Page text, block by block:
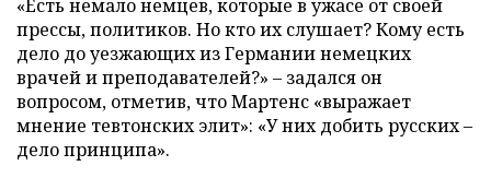
«Есть немало немцев, которые в ужасе от своей
прессы, политиков. Но кто их слушает? Кому есть
дело до уезжающих из Германии немецких
врачей и преподавателей?» – задался он
вопросом, отметив, что Мартенс «выражает
мнение тевтонских элит»: «У них добить русских –
дело принципа».